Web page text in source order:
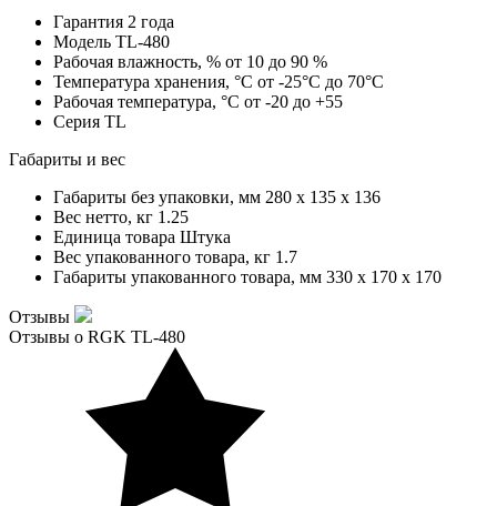
Гарантия 2 года
Модель TL-480
Рабочая влажность, % от 10 до 90 %
Температура хранения, °С от -25°C до 70°C
Рабочая температура, °С от -20 до +55
Серия TL
Габариты и вес
Габариты без упаковки, мм 280 x 135 x 136
Вес нетто, кг 1.25
Единица товара Штука
Вес упакованного товара, кг 1.7
Габариты упакованного товара, мм 330 x 170 x 170
Отзывы
Отзывы о RGK TL-480